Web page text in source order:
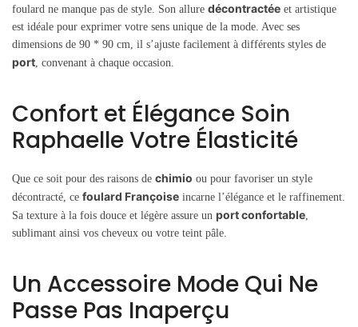
foulard ne manque pas de style. Son allure décontractée et artistique
est idéale pour exprimer votre sens unique de la mode. Avec ses
dimensions de 90 * 90 cm, il s’ajuste facilement à différents styles de
port , convenant à chaque occasion.
Confort et Élégance Soin
Raphaelle Votre Élasticité
Que ce soit pour des raisons de chimio ou pour favoriser un style
décontracté, ce foulard Françoise incarne l’élégance et le raffinement.
Sa texture à la fois douce et légère assure un port confortable
sublimant ainsi vos cheveux ou votre teint pâle.
Un Accessoire Mode Qui Ne
Passe Pas Inaperçu